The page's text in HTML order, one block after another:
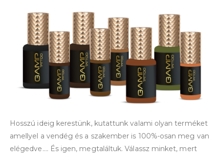
Hosszú ideig kerestünk, kutattunk valami olyan terméket
amellyel a vendég és a szakember is 100%-osan meg van
elégedve…. És igen, megtaláltuk. Válassz minket, mert